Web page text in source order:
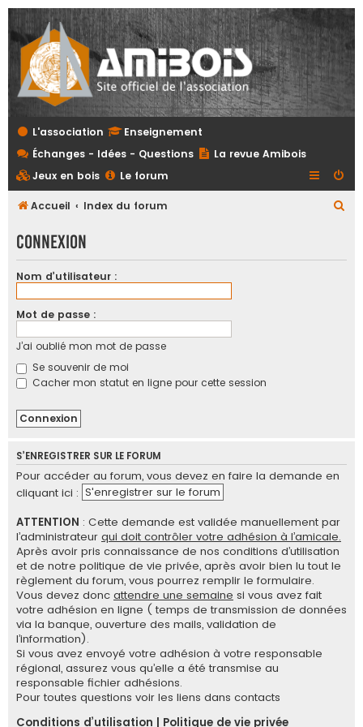
L'association
Enseignement
Échanges - Idées - Questions
La revue Amibois
Jeux en bois
Le forum
Accueil Index du forum
Connexion
Nom d’utilisateur :
Mot de passe :
J’ai oublié mon mot de passe
Se souvenir de moi
Cacher mon statut en ligne pour cette session
S’ENREGISTRER SUR LE FORUM
Pour accéder au forum, vous devez en faire la demande en
cliquant ici : S'enregistrer sur le forum
ATTENTION : Cette demande est validée manuellement par
l’administrateur qui doit contrôler votre adhésion à l’amicale.
Après avoir pris connaissance de nos conditions d’utilisation
et de notre politique de vie privée, après avoir bien lu tout le
règlement du forum, vous pourrez remplir le formulaire.
Vous devez donc attendre une semaine si vous avez fait
votre adhésion en ligne ( temps de transmission de données
via la banque, ouverture des mails, validation de
l’information).
Si vous avez envoyé votre adhésion à votre responsable
régional, assurez vous qu’elle a été transmise au
responsable fichier adhésions.
Pour toutes questions voir les liens dans contacts
Conditions d’utilisation
Politique de vie privée